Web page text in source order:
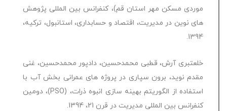
موردی مسکن مهر استان قم)، کنفرانس بین المللی پژوهش
های نوین در مدیریت، اقتصاد و حسابداری، استانبول، ترکیه،
1394.
خلعتبری آرش، قطبی محمدحسین، دادپور محمدحسین، غنی
مقدم نوید، برون سپاری در پروژه های عمرانی بخش آب با
استفاده از الگوریتم بهینه سازی انبوه ذرات، (PSO)، دومین
کنفرانس بین المللی مدیریت در قرن 21، 1394.